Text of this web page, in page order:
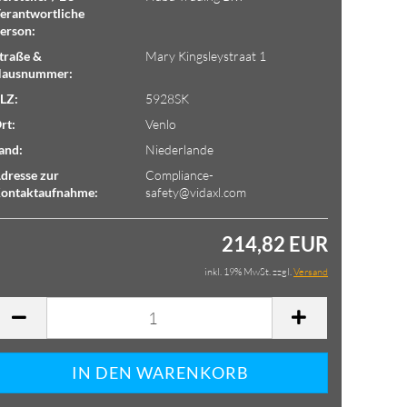
&
Mary Kingsleystraat 1
5928SK
Venlo
Niederlande
zur
Compliance-
safety@vidaxl.com
214,82 EUR
inkl. 19% MwSt. zzgl.Versand